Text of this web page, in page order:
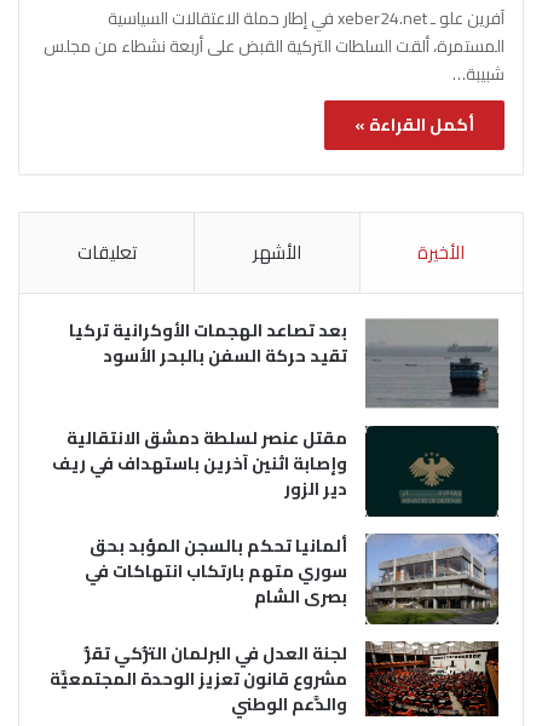
آفرين علو ـ xeber24.net في إطار حملة الاعتقالات السياسية
المستمرة، ألقت السلطات التركية القبض على أربعة نشطاء من مجلس
شبيبة…
أكمل القراءة »
الأخيرة الأشهر تعليقات
بعد تصاعد الهجمات الأوكرانية تركيا
تقيد حركة السفن بالبحر الأسود
مقتل عنصر لسلطة دمشق الانتقالية
وإصابة اثنين آخرين باستهداف في ريف
دير الزور
ألمانيا تحكم بالسجن المؤبد بحق
سوري متهم بارتكاب انتهاكات في
بصرى الشام
لجنة العدل في البرلمان التُّركي تقرُّ
مشروع قانون تعزيز الوحدة المجتمعيَّة
والدَّعم الوطني